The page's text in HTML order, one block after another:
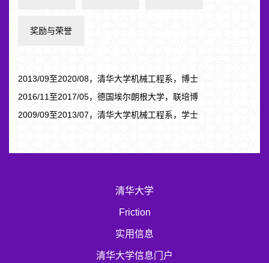
奖励与荣誉
2013/09至2020/08，清华大学机械工程系，博士
2016/11至2017/05，德国埃尔朗根大学，联培博
2009/09至2013/07，清华大学机械工程系，学士
清华大学
Friction
实用信息
清华大学信息门户